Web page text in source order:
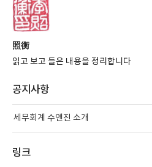
照衡
읽고 보고 들은 내용을 정리합니다
공지사항
세무회계 수앤진 소개
링크